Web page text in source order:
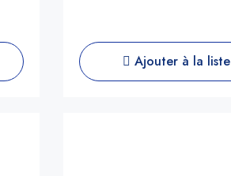
Ajouter à la liste